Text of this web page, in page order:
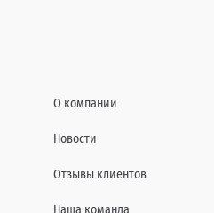
О компании
Новости
Отзывы клиентов
Наша команда